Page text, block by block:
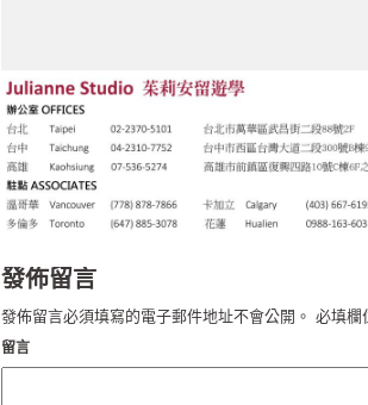
發佈留言
發佈留言必須填寫的電子郵件地址不會公開。 必填欄
留言